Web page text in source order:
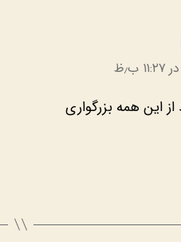
این همه بزرگواری